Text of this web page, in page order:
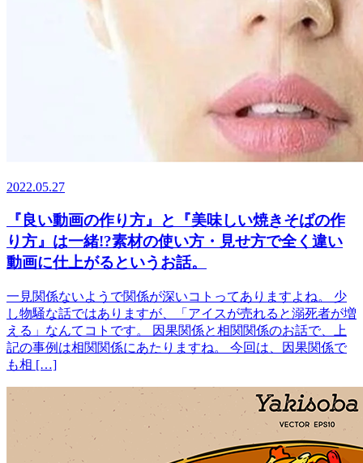
2022.05.27
『良い動画の作り方』と『美味しい焼きそばの作
り方』は一緒!?素材の使い方・見せ方で全く違い
動画に仕上がるというお話。
一見関係ないようで関係が深いコトってありますよね。 少
し物騒な話ではありますが、「アイスが売れると溺死者が増
える」なんてコトです。 因果関係と相関関係のお話で、上
記の事例は相関関係にあたりますね。 今回は、因果関係で
も相 […]